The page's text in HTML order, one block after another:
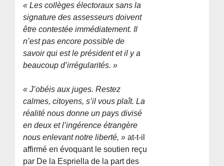
« Les collèges électoraux sans la
signature des assesseurs doivent
être contestée immédiatement. Il
n’est pas encore possible de
savoir qui est le président et il y a
beaucoup d’irrégularités. »
« J’obéis aux juges. Restez
calmes, citoyens, s’il vous plaît. La
réalité nous donne un pays divisé
en deux et l’ingérence étrangère
nous enlevant notre liberté, » at-t-il
affirmé en évoquant le soutien reçu
par De la Espriella de la part des